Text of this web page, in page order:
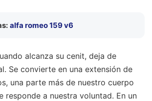
alfa romeo 159 v6
alcanza su cenit, deja de
Se convierte en una extensión de
una parte más de nuestro cuerpo
responde a nuestra voluntad. En un